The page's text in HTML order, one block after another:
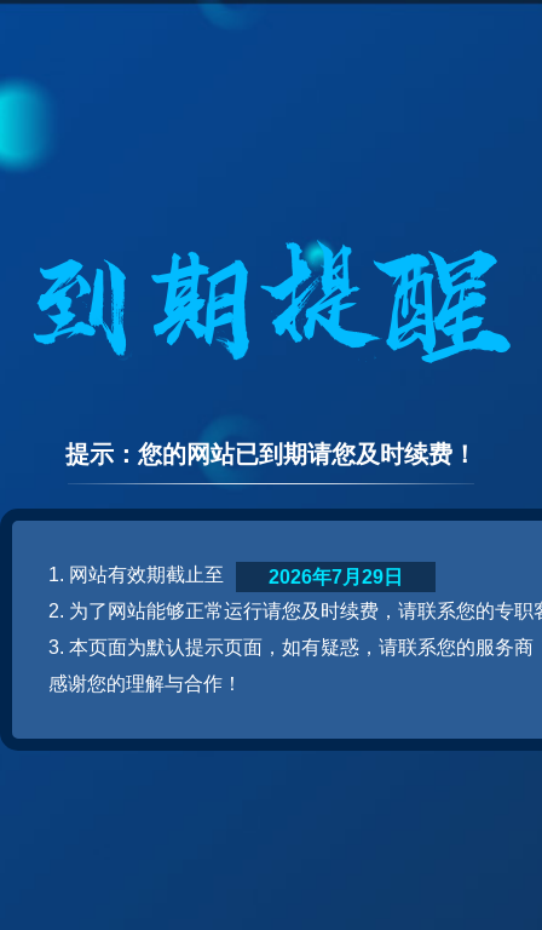
提示：您的网站已到期请您及时续费！
1. 网站有效期截止至
2. 为了网站能够正常运行请您及时续费，请联系您的专职
3. 本页面为默认提示页面，如有疑惑，请联系您的服务商
感谢您的理解与合作！
2026年7月29日